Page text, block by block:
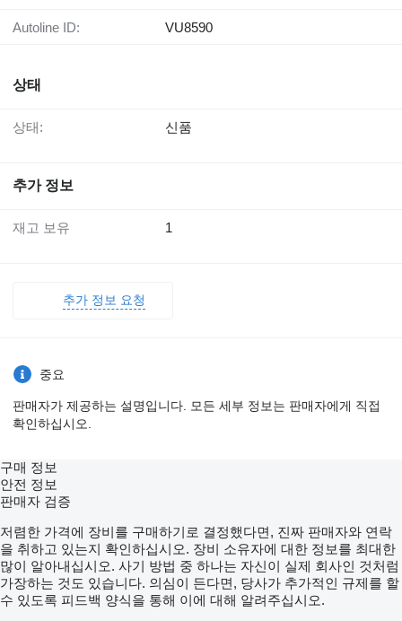
Autoline ID: VU8590
상태
상태: 신품
추가 정보
재고 보유 1
추가 정보 요청
중요
판매자가 제공하는 설명입니다. 모든 세부 정보는 판매자에게 직접
확인하십시오.
구매 정보
안전 정보
판매자 검증
저렴한 가격에 장비를 구매하기로 결정했다면, 진짜 판매자와 연락
을 취하고 있는지 확인하십시오. 장비 소유자에 대한 정보를 최대한
많이 알아내십시오. 사기 방법 중 하나는 자신이 실제 회사인 것처럼
가장하는 것도 있습니다. 의심이 든다면, 당사가 추가적인 규제를 할
수 있도록 피드백 양식을 통해 이에 대해 알려주십시오.